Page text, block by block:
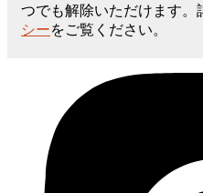
つでも解除いただけます。
シーをご覧ください。